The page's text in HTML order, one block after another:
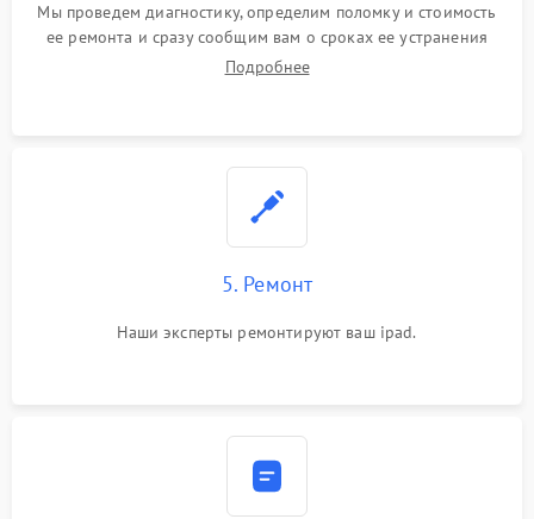
Мы проведем диагностику, определим поломку и стоимость
ее ремонта и сразу сообщим вам о сроках ее устранения
Подробнее
5. Ремонт
Наши эксперты ремонтируют ваш ipad.